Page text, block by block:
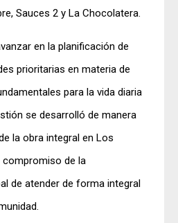
Sauces 2 y La Chocolatera.
en la planificación de
prioritarias en materia de
para la vida diaria
se desarrolló de manera
la obra integral en Los
compromiso de la
de atender de forma integral